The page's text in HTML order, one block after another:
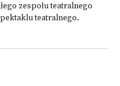
zespołu teatralnego
teatralnego.